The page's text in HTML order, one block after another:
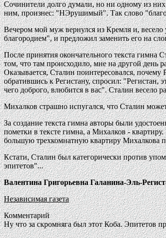
Сочинители долго думали, но ни одному из
ним, произнес: "НЭрушимый". Так слово
Вечером мой муж вернулся из Кремля и,
благородием", и предложил заменить его на
После принятия окончательного текста
том, что там происходило, мне на другой день
Оказывается, Сталин поинтересовался,
обратившись к Регистану, спросил:
чего доброго, влюбится в вас". Сталин весело
Михалков страшно испугался, что Сталин
За создание текста гимна авторы были
пометки в тексте гимна, а Михалков -
большую трехкомнатную квартиру Михалкова
Кстати, Сталин был категорически против
эпитетов"...
Валентина Григорьевна Галанина-Эль-
Независимая газета
Комментарий
Ну что за скромняга был этот Коба. Эпитетов